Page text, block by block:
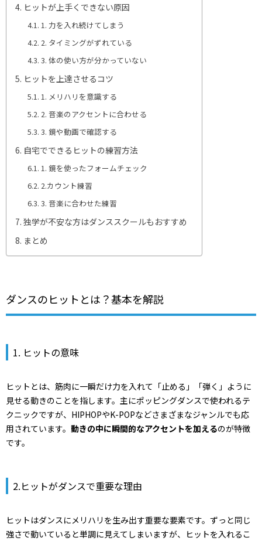
ヒットが上手くできない原因
1. 力を入れ続けてしまう
2. タイミングがずれている
3. 体の使い方が分かっていない
ヒットを上達させるコツ
1. メリハリを意識する
2. 音楽のアクセントに合わせる
3. 鏡や動画で確認する
自宅でできるヒットの練習方法
1. 鏡を使ったフォームチェック
2.カウント練習
3. 音楽に合わせた練習
独学が不安な方はダンススクールもおすすめ
まとめ
ダンスのヒットとは？基本を解説
1. ヒットの意味
ヒットとは、筋肉に一瞬だけ力を入れて「止める」「弾く」ように
見せる動きのことを指します。主にポッピングダンスで使われるテ
クニックですが、HIPHOPやK-POPなどさまざまなジャンルでも応
用されています。 動きの中に瞬間的なアクセントを加えるのが特徴
です。
2.ヒットがダンスで重要な理由
ヒットはダンスにメリハリを生み出す重要な要素です。ずっと同じ
強さで動いていると単調に見えてしまいますが、ヒットを入れるこ